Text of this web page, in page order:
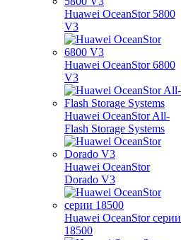
Huawei OceanStor 5800
V3
Huawei OceanStor 6800
V3
Huawei OceanStor All-
Flash Storage Systems
Huawei OceanStor
Dorado V3
Huawei OceanStor серии
18500